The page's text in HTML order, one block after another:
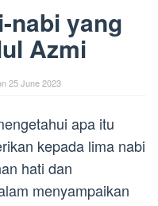
nabi yang
Azmi
25 June 2023
apa itu
kepada lima nabi
hati dan
menyampaikan